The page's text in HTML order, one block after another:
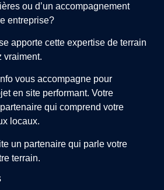
ou d’un accompagnement
entreprise?
apporte cette expertise de terrain
vraiment.
vous accompagne pour
en site performant. Votre
qui comprend votre
locaux.
un partenaire qui parle votre
terrain.